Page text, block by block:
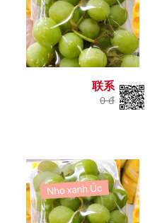
联系
0 đ